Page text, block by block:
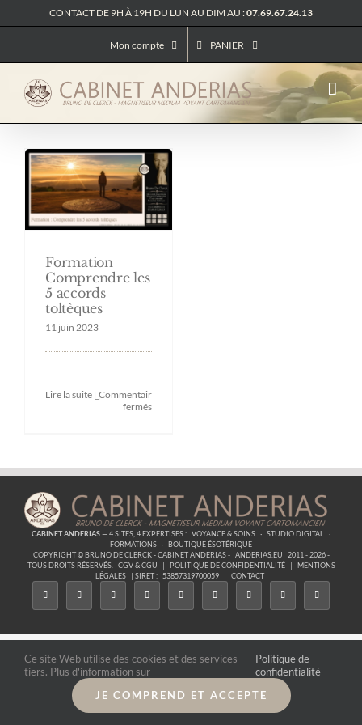
au
CONTACT DE 9H À 19H DU LUN AU DIM AU :07.69.67.24.13
Mon compte PANIER
Formation
Comprendre les
5 accords
toltèques
11 juin 2023
Lire la suite Commentaires
ferméssur
accords
toltèques
CABINET ANDERIAS— 4 SITES, 4 EXPERTISES : VOYANCE & SOINS · STUDIO DIGITAL
·
FORMATIONS · BOUTIQUE ÉSOTÉRIQUE
COPYRIGHT © BRUNO DE CLERCK - CABINET ANDERIAS - ANDERIAS.EU
2011 - 2026 -
TOUS DROITS RÉSERVÉS.
CGV & CGU | POLITIQUE DE CONFIDENTIALITÉ |
MENTIONS
LÉGALES
| SIRET : 53857319700059 | CONTACT
Ce site Web utilise des cookies et des services
tiers. Plus d'information sur
Politique de
confidentialité
JE COMPREND ET ACCEPTE